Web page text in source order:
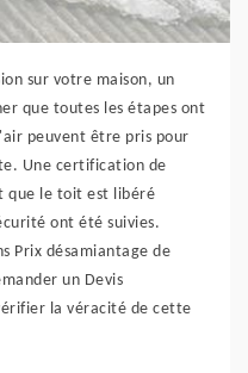
sur votre maison, un
que toutes les étapes ont
peuvent être pris pour
Une certification de
que le toit est libéré
ont été suivies.
Prix désamiantage de
un Devis
la véracité de cette